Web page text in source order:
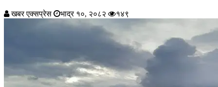
खबर एक्सप्रेस भाद्र १०, २०८२ १४९